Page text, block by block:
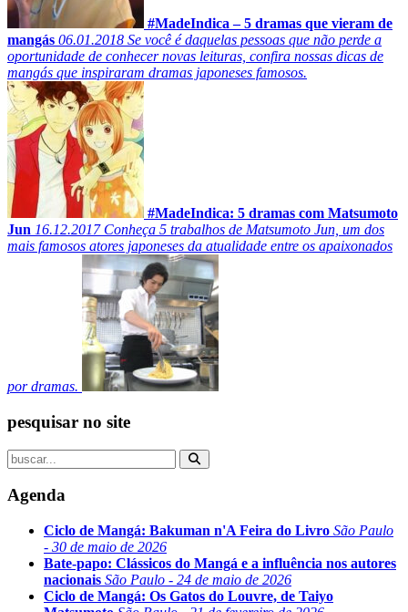
#MadeIndica – 5 dramas que vieram de
mangás 06.01.2018 Se você é daquelas pessoas que não perde a
oportunidade de conhecer novas leituras, confira nossas dicas de
mangás que inspiraram dramas japoneses famosos.
#MadeIndica: 5 dramas com Matsumoto
Jun 16.12.2017Conheça 5 trabalhos de Matsumoto Jun, um dos
mais famosos atores japoneses da atualidade entre os apaixonados
por dramas.
pesquisar no site
Agenda
Ciclo de Mangá: Bakuman n'A Feira do Livro São Paulo
- 30 de maio de 2026
Bate-papo: Clássicos do Mangá e a influência nos autores
nacionais São Paulo - 24 de maio de 2026
Ciclo de Mangá: Os Gatos do Louvre, de Taiyo